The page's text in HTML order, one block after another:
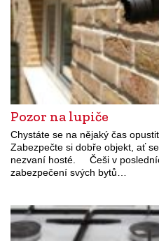
Pozor na lupiče
Chystáte se na nějaký čas
Zabezpečte si dobře objekt, ať
nezvaní hosté. Češi v
zabezpečení svých bytů…